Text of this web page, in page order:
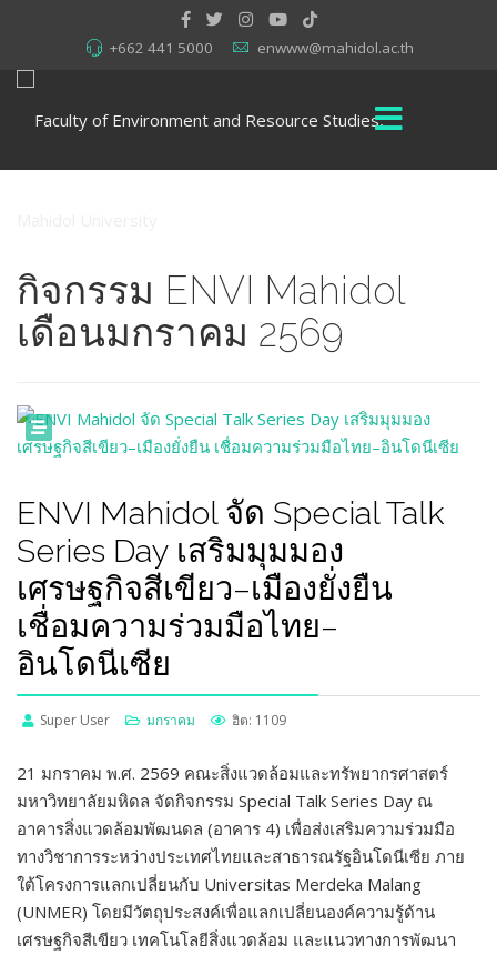
+662 441 5000 enwww@mahidol.ac.th
กิจกรรม ENVI Mahidol
เดือนมกราคม 2569
ENVI Mahidol จัด Special Talk
Series Day เสริมมุมมอง
เศรษฐกิจสีเขียว–เมืองยั่งยืน
เชื่อมความร่วมมือไทย–
อินโดนีเซีย
Super User มกราคม ฮิต: 1109
21 มกราคม พ.ศ. 2569 คณะสิ่งแวดล้อมและทรัพยากรศาสตร์
มหาวิทยาลัยมหิดล จัดกิจกรรม Special Talk Series Day ณ
อาคารสิ่งแวดล้อมพัฒนดล (อาคาร 4) เพื่อส่งเสริมความร่วมมือ
ทางวิชาการระหว่างประเทศไทยและสาธารณรัฐอินโดนีเซีย ภาย
ใต้โครงการแลกเปลี่ยนกับ Universitas Merdeka Malang
(UNMER) โดยมีวัตถุประสงค์เพื่อแลกเปลี่ยนองค์ความรู้ด้าน
เศรษฐกิจสีเขียว เทคโนโลยีสิ่งแวดล้อม และแนวทางการพัฒนา